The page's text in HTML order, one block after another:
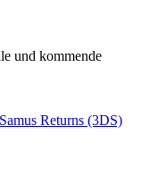
und kommende
Returns (3DS)